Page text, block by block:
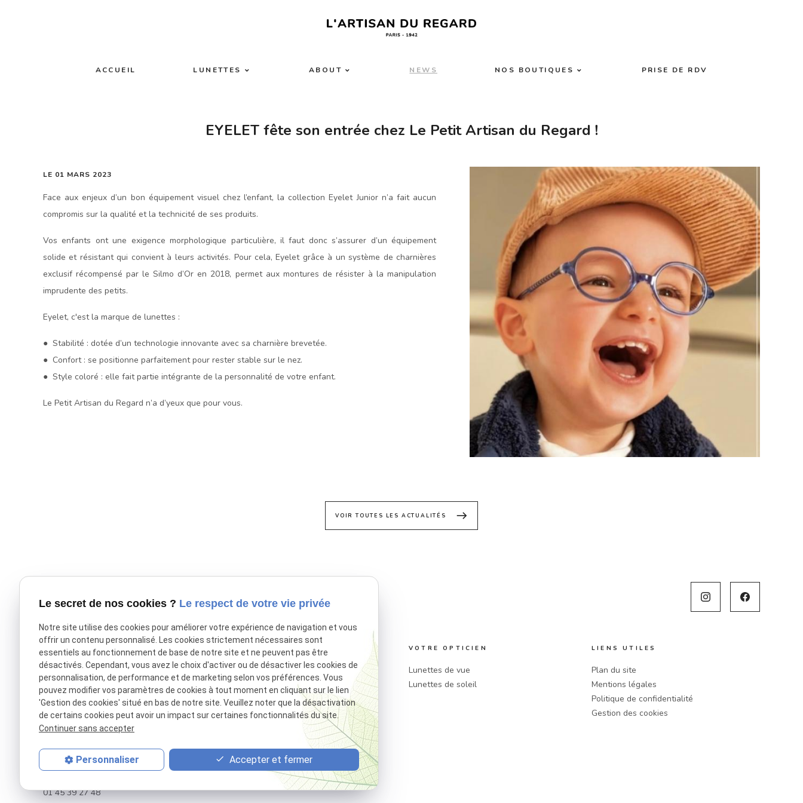
ACCUEIL LUNETTES ABOUT NEWS NOS BOUTIQUES PRISE DE RDV
EYELET fête son entrée chez Le Petit Artisan du Regard !
LE 01 MARS 2023
Face aux enjeux d’un bon équipement visuel chez l’enfant, la collection Eyelet Junior n’a fait aucun
compromis sur la qualité et la technicité de ses produits.
Vos enfants ont une exigence morphologique particulière, il faut donc s’assurer d’un équipement
solide et résistant qui convient à leurs activités. Pour cela, Eyelet grâce à un système de charnières
exclusif récompensé par le Silmo d’Or en 2018, permet aux montures de résister à la manipulation
imprudente des petits.
Eyelet, c'est la marque de lunettes :
● Stabilité : dotée d’un technologie innovante avec sa charnière brevetée.
● Confort : se positionne parfaitement pour rester stable sur le nez.
● Style coloré : elle fait partie intégrante de la personnalité de votre enfant.
Le Petit Artisan du Regard n’a d’yeux que pour vous.
VOIR TOUTES LES ACTUALITÉS east
L'ARTISAN DU REGARD
Boutique Adulte
35 Rue des Martyrs
75009 Paris
01 48 78 06 37
88 Rue Raymond Losserand
75014 Paris
01 45 39 27 48
LE Petit ARTISAN DU REGARD
Boutique Enfant
37 Rue des Martyrs
75009 Paris
01 40 16 13 56
VOTRE OPTICIEN
Lunettes de vue
Lunettes de soleil
LIENS UTILES
Plan du site
Mentions légales
Politique de confidentialité
Gestion des cookies
Le secret de nos cookies ? Le respect de votre vie privée
Notre site utilise des cookies pour améliorer votre expérience de navigation et vous
offrir un contenu personnalisé. Les cookies strictement nécessaires sont
essentiels au fonctionnement de base de notre site et ne peuvent pas être
désactivés. Cependant, vous avez le choix d'activer ou de désactiver les cookies de
personnalisation, de performance et de marketing selon vos préférences. Vous
pouvez modifier vos paramètres de cookies à tout moment en cliquant sur le lien
'Gestion des cookies' situé en bas de notre site. Veuillez noter que la désactivation
de certains cookies peut avoir un impact sur certaines fonctionnalités du site.
Continuer sans accepter
Personnaliser Accepter et fermer